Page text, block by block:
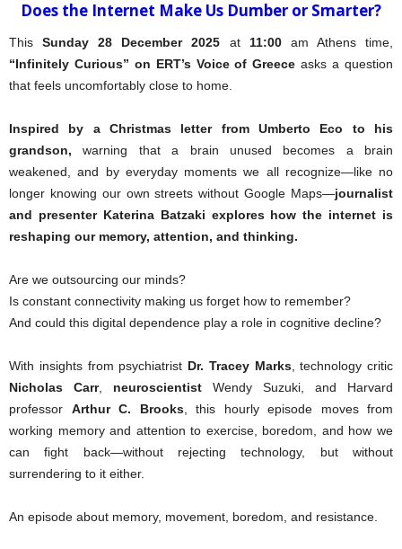
Does the Internet Make Us Dumber or Smarter?
This Sunday 28 December 2025 at 11:00am Athens time,
“Infinitely Curious” on ERT’s Voice of Greeceasks a question
that feels uncomfortably close to home.
Inspired by a Christmas letter from Umberto Eco to his
grandson, warning that a brain unused becomes a brain
weakened, and by everyday moments we all recognize—like no
longer knowing our own streets without Google Maps—journalist
and presenter Katerina Batzaki explores how the internet is
reshaping our memory, attention, and thinking.
Are we outsourcing our minds?
Is constant connectivity making us forget how to remember?
And could this digital dependence play a role in cognitive decline?
With insights from psychiatrist Dr. Tracey Marks, technology critic
Nicholas Carr, neuroscientist Wendy Suzuki, and Harvard
professor Arthur C. Brooks, this hourly episode moves from
working memory and attention to exercise, boredom, and how we
can fight back—without rejecting technology, but without
surrendering to it either.
An episode about memory, movement, boredom, and resistance.